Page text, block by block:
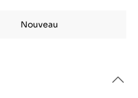
Nouveau